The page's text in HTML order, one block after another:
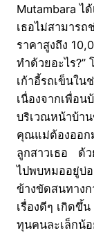
Mutambara ไ
เธอไม่สามารถ
ราคาสูงถึง
ทำด้วยอะไร?”
เก้าอี้รถเข็นใน
เนื่องจากเพื่อ
บริเวณหน้าบ้า
คุณแม่ต้องออก
ลูกสาวเธอ ด้ว
ไปพบหมออยู่บ่
ข้างขัดสนทางก
เรื่องดีๆ เกิดขึ้
ทุนคนละเล็กน้อ